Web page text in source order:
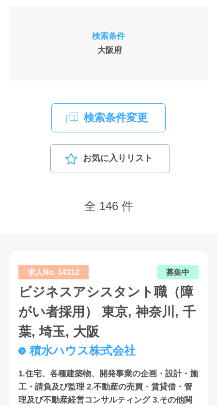
検索条件
大阪府
検索条件変更
お気に入りリスト
全 146 件
求人No. 14312 募集中
ビジネスアシスタント職（障
がい者採用） 東京, 神奈川, 千
葉, 埼玉, 大阪
積水ハウス株式会社
1.住宅、各種建築物、開発事業の企画・設計・施
工・請負及び監理 2.不動産の売買・賃貸借・管
理及び不動産経営コンサルティング 3.その他関